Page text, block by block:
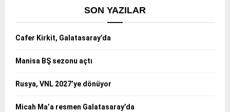
SON YAZILAR
Cafer Kirkit, Galatasaray’da
Manisa BŞ sezonu açtı
Rusya, VNL 2027’ye dönüyor
Micah Ma’a resmen Galatasaray’da